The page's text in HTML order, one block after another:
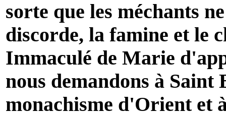
sorte que les méchants
discorde, la famine et le
Immaculé de Marie
nous demandons à
monachisme d'Orient et